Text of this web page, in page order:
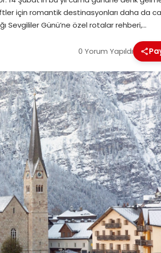
için romantik destinasyonları daha da
Sevgililer Günü’ne özel rotalar rehberi,…
0 Yorum Yapıldı